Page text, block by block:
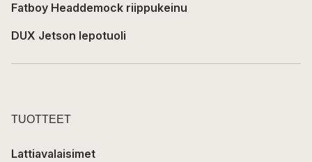
Fatboy Headdemock riippukeinu
DUX Jetson lepotuoli
TUOTTEET
Lattiavalaisimet